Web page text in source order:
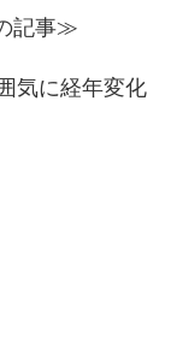
記事≫
気に経年変化